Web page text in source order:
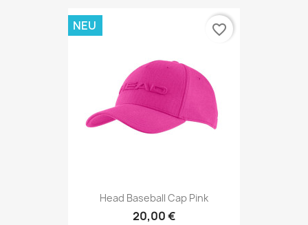
Head Baseball Cap Pink
20,00 €
NEU favorite_border